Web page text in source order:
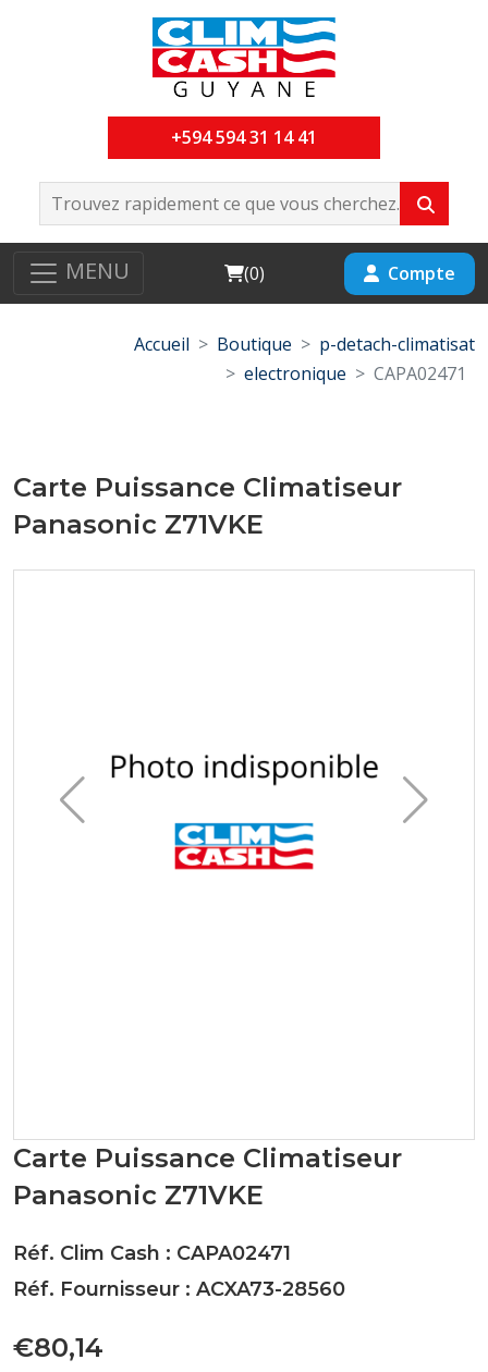
+594 594 31 14 41
MENU Cart
(0) Compte
Accueil Boutique
p-detach-climatisat
electronique
CAPA02471
Carte Puissance Climatiseur
Panasonic Z71VKE
Carte Puissance Climatiseur
Panasonic Z71VKE
Réf. Clim Cash : CAPA02471
Réf. Fournisseur : ACXA73-28560
€80,14